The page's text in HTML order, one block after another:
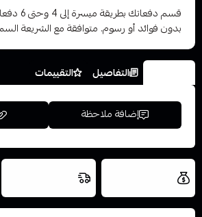
قسم دفعاتك بطريقة
بدون فوائد أو رسوم. متوافقة مع الشريعة
التفاصيل التقييمات
إضافة ملاحظة
اسحب و افلت الملف هنا
استعراض